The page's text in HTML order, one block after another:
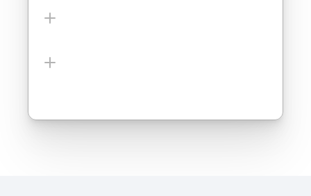
Ingrédients